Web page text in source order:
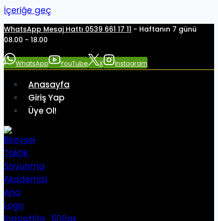
İçeriğe geç
WhatsApp Mesaj Hattı 0539 661 17 11 - Haftanın 7 günü
08.00 - 18.00
WhatsApp YouTube X Instagram
Anasayfa
Giriş Yap
Üye Ol!